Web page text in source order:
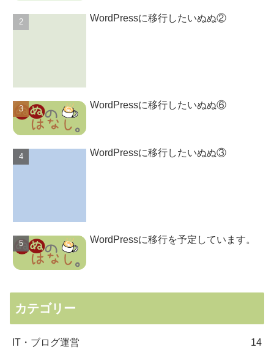
WordPressに移行したいぬぬ②
WordPressに移行したいぬぬ⑥
WordPressに移行したいぬぬ③
WordPressに移行を予定しています。
カテゴリー
IT・ブログ運営 14